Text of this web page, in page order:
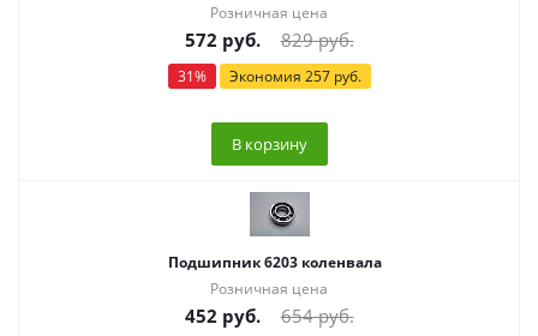
Розничная цена
572 руб. 829руб.
31% Экономия 257руб.
В корзину
Подшипник 6203 коленвала
Розничная цена
452 руб. 654руб.